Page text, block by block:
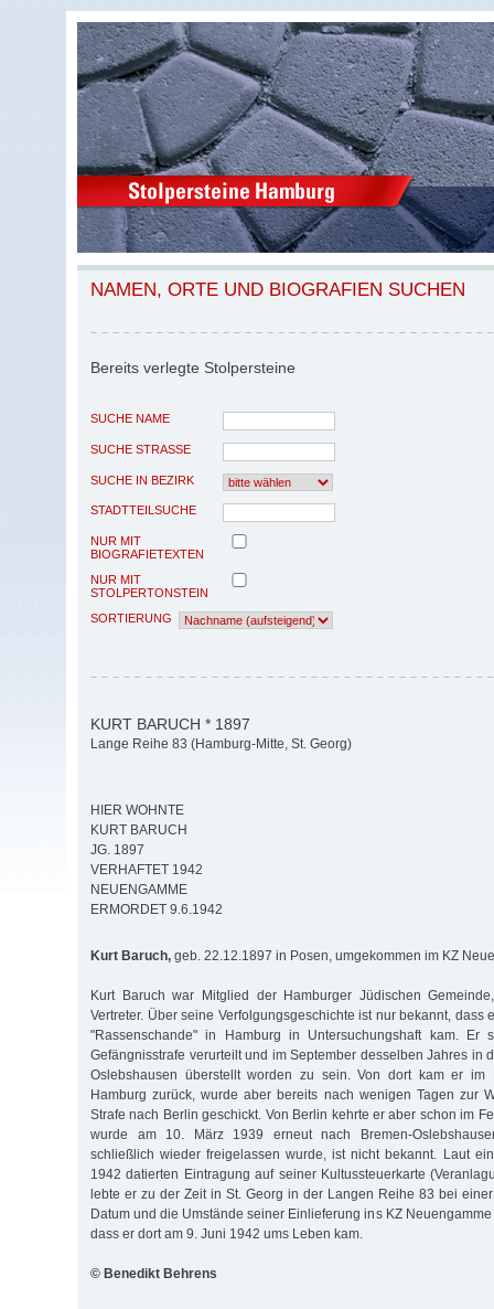
NAMEN, ORTE UND BIOGRAFIEN SUCHEN
Bereits verlegte Stolpersteine
SUCHE NAME
SUCHE STRASSE
SUCHE IN BEZIRK
STADTTEILSUCHE
NUR MIT
BIOGRAFIETEXTEN
NUR MIT
STOLPERTONSTEIN
SORTIERUNG
KURT BARUCH * 1897
Lange Reihe 83 (Hamburg-Mitte, St. Georg)
HIER WOHNTE
KURT BARUCH
JG. 1897
VERHAFTET 1942
NEUENGAMME
ERMORDET 9.6.1942
Kurt Baruch, geb. 22.12.1897 in Posen, umgekommen im KZ
Kurt Baruch war Mitglied der Hamburger Jüdischen
Vertreter. Über seine Verfolgungsgeschichte ist nur bekannt, dass
"Rassenschande" in Hamburg in Untersuchungshaft kam. Er
Gefängnisstrafe verurteilt und im September desselben Jahres in
Oslebshausen überstellt worden zu sein. Von dort kam er im
Hamburg zurück, wurde aber bereits nach wenigen Tagen zur
Strafe nach Berlin geschickt. Von Berlin kehrte er aber schon im
wurde am 10. März 1939 erneut nach Bremen-
schließlich wieder freigelassen wurde, ist nicht bekannt. Laut
1942 datierten Eintragung auf seiner Kultussteuerkarte
lebte er zu der Zeit in St. Georg in der Langen Reihe 83 bei
Datum und die Umstände seiner Einlieferung ins KZ
dass er dort am 9. Juni 1942 ums Leben kam.
© Benedikt Behrens